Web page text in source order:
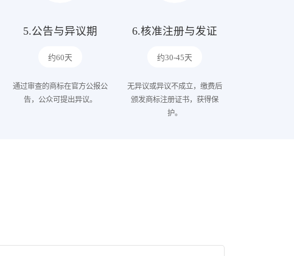
5.公告与异议期
约60天
通过审查的商标在官方公报公
告，公众可提出异议。
6.核准注册与发证
约30-45天
无异议或异议不成立，缴费后
颁发商标注册证书，获得保
护。